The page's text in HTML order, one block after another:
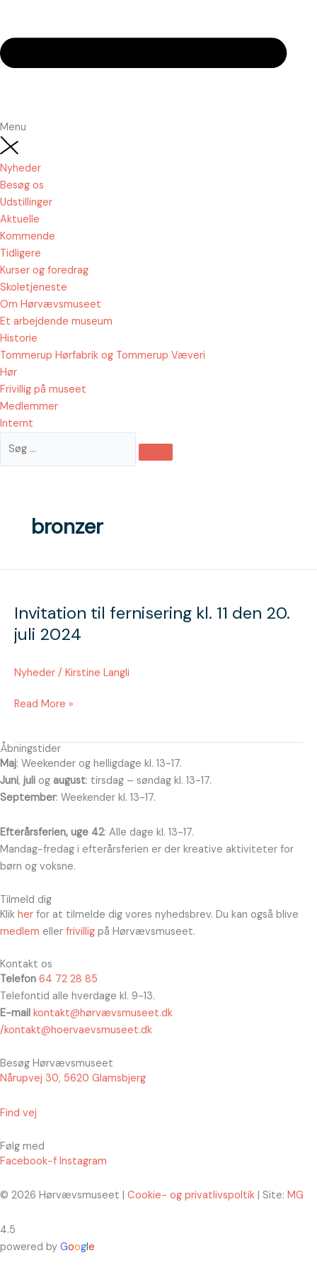
Menu
Nyheder
Besøg os
Udstillinger
Aktuelle
Kommende
Tidligere
Kurser og foredrag
Skoletjeneste
Om Hørvævsmuseet
Et arbejdende museum
Historie
Tommerup Hørfabrik og Tommerup Væveri
Hør
Frivillig på museet
Medlemmer
Internt
bronzer
Invitation til fernisering kl. 11 den 20.
juli 2024
Nyheder / Kirstine Langli
fernisering
kl.
11
20.
Read More »
Åbningstider
Maj: Weekender og helligdage kl. 13-17.
Juni, juli og august: tirsdag – søndag kl. 13-17.
September: Weekender kl. 13-17.
Efterårsferien, uge 42: Alle dage kl. 13-17.
Mandag-fredag i efterårsferien er der kreative aktiviteter for
børn og voksne.
Tilmeld dig
Klik her for at tilmelde dig vores nyhedsbrev. Du kan også blive
medlem eller frivillig på Hørvævsmuseet.
Kontakt os
Telefon 64 72 28 85
Telefontid alle hverdage kl. 9-13.
E-mail kontakt@hørvævsmuseet.dk
/kontakt@hoervaevsmuseet.dk
Besøg Hørvævsmuseet
Nårupvej 30, 5620 Glamsbjerg
Find vej
Følg med
Facebook-f Instagram
© 2026 Hørvævsmuseet | Cookie- og privatlivspoltik | Site: MG
4.5
powered by Google